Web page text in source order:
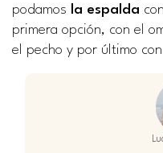
podamos
la espalda
primera opción, con el
el pecho y por último